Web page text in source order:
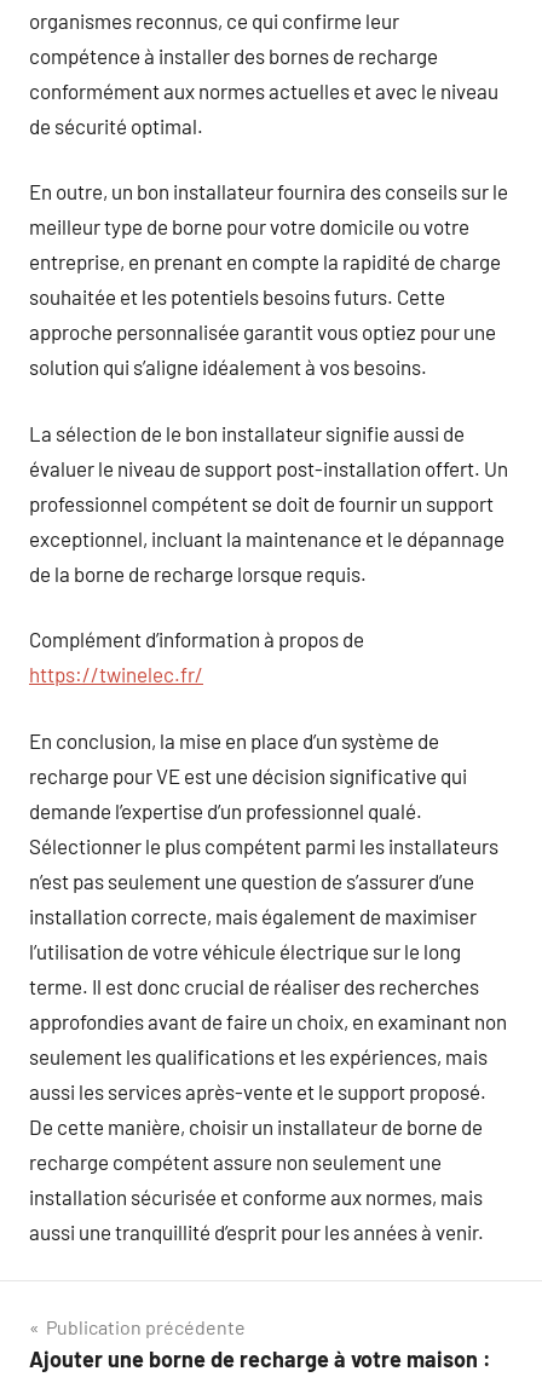
organismes reconnus, ce qui confirme leur
compétence à installer des bornes de recharge
conformément aux normes actuelles et avec le niveau
de sécurité optimal.
En outre, un bon installateur fournira des conseils sur le
meilleur type de borne pour votre domicile ou votre
entreprise, en prenant en compte la rapidité de charge
souhaitée et les potentiels besoins futurs. Cette
approche personnalisée garantit vous optiez pour une
solution qui s’aligne idéalement à vos besoins.
La sélection de le bon installateur signifie aussi de
évaluer le niveau de support post-installation offert. Un
professionnel compétent se doit de fournir un support
exceptionnel, incluant la maintenance et le dépannage
de la borne de recharge lorsque requis.
Complément d’information à propos de
https://twinelec.fr/
En conclusion, la mise en place d’un système de
recharge pour VE est une décision significative qui
demande l’expertise d’un professionnel qualé.
Sélectionner le plus compétent parmi les installateurs
n’est pas seulement une question de s’assurer d’une
installation correcte, mais également de maximiser
l’utilisation de votre véhicule électrique sur le long
terme. Il est donc crucial de réaliser des recherches
approfondies avant de faire un choix, en examinant non
seulement les qualifications et les expériences, mais
aussi les services après-vente et le support proposé.
De cette manière, choisir un installateur de borne de
recharge compétent assure non seulement une
installation sécurisée et conforme aux normes, mais
aussi une tranquillité d’esprit pour les années à venir.
Navigation
Publication précédente
Ajouter une borne de recharge à votre maison :